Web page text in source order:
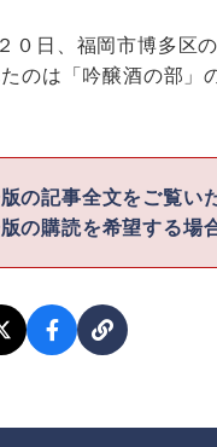
０日、福岡市博多区
のは「吟醸酒の部
の記事全文をご覧い
の購読を希望する場